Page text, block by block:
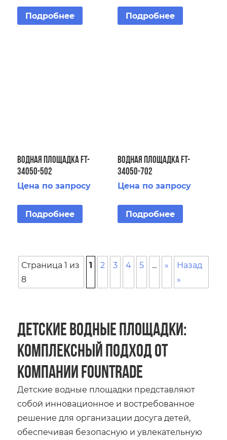
Подробнее Подробнее
Водная площадка FT-
34050-502
Цена по запросу
Подробнее
Водная площадка FT-
34050-702
Цена по запросу
Подробнее
Страница 1 из
8
1 2 3 4 5 ... »
Назад
»
Детские водные площадки:
Комплексный подход от
компании Fountrade
Детские водные площадки представляют
собой инновационное и востребованное
решение для организации досуга детей,
обеспечивая безопасную и увлекательную